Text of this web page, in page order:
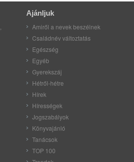
Ajánljuk
Amiről a nevek beszélnek
Családnév változtatás
Egészség
Egyéb
Gyerekszáj
Hétről-hétre
Hírek
Hírességek
Jogszabályok
Könyvajánló
Tanácsok
TOP 100